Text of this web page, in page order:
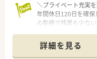
■特定の店舗に縛られ
るため、多様な処方
る内容です。
■関連会社でのジェネ
した医薬品供給と経
可能です。
＼プライベート充実を
年間休日120日を確保
の勤務で残業も少な
【店舗情報と応需状況
詳細を見る